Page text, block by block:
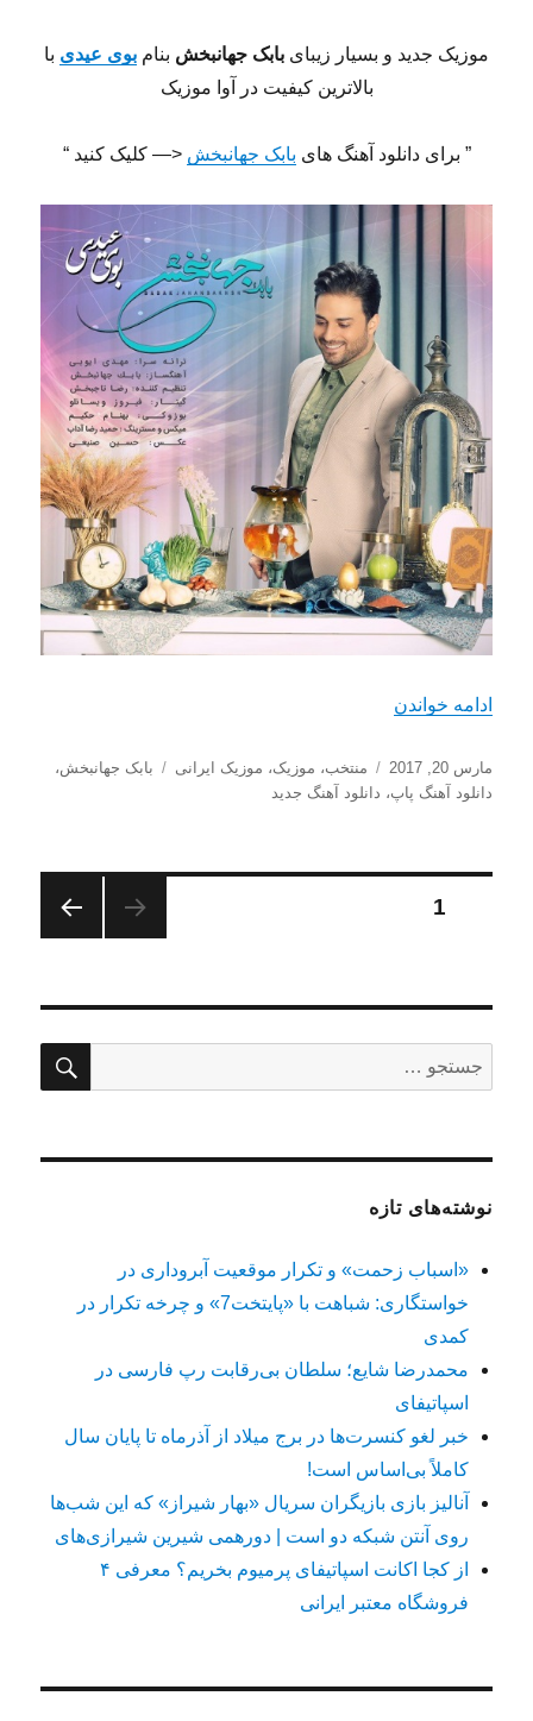
موزیک جدید و بسیار زیبای بابک جهانبخش بنام بوی عیدی با
بالاترین کیفیت در آوا موزیک
” برای دانلود آهنگ های بابک جهانبخش <— کلیک کنید “
ادامه خواندن
ارسال
شده
مارس 20, 2017 دسته‌ها
منتخب، موزیک، موزیک ایرانی برچسب‌ها
بابک جهانبخش،
دانلود آهنگ پاپ، دانلود آهنگ جدید
صفحه‌بندی
1
جستجو
برای:
نوشته‌های تازه
«اسباب زحمت» و تکرار موقعیت آبروداری در
خواستگاری: شباهت با «پایتخت7» و چرخه تکرار در
کمدی
محمدرضا شایع؛ سلطان بی‌رقابت رپ فارسی در
اسپاتیفای
خبر لغو کنسرت‌ها در برج میلاد از آذرماه تا پایان سال
کاملاً بی‌اساس است!
آنالیز بازی بازیگران سریال «بهار شیراز» که این شب‌ها
روی آنتن شبکه دو است | دورهمی شیرین شیرازی‌های
از کجا اکانت اسپاتیفای پرمیوم بخریم؟ معرفی ۴
فروشگاه معتبر ایرانی